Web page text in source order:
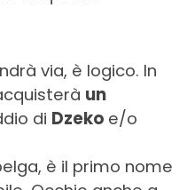
via, è logico. In
un
di Dzeko e/o
è il primo nome